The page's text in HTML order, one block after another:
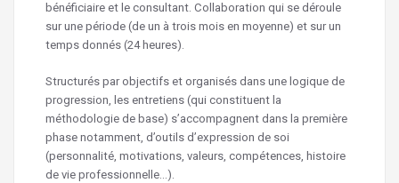
bénéficiaire et le consultant. Collaboration qui se déroule
sur une période (de un à trois mois en moyenne) et sur un
temps donnés (24 heures).
Structurés par objectifs et organisés dans une logique de
progression, les entretiens (qui constituent la
méthodologie de base) s’accompagnent dans la première
phase notamment, d’outils d’expression de soi
(personnalité, motivations, valeurs, compétences, histoire
de vie professionnelle…).